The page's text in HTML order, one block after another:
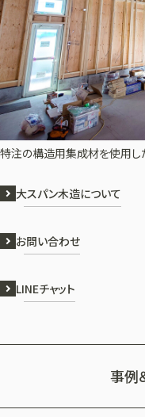
特注の構造用集成材を使用し
大スパン木造について
お問い合わせ
LINEチャット
事例